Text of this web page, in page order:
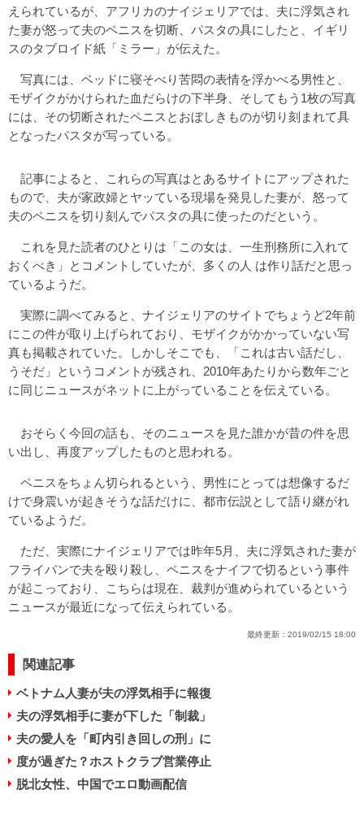
えられているが、アフリカのナイジェリアでは、夫に浮気され
た妻が怒って夫のペニスを切断、パスタの具にしたと、イギリ
スのタブロイド紙「ミラー」が伝えた。
写真には、ベッドに寝そべり苦悶の表情を浮かべる男性と、
モザイクがかけられた血だらけの下半身、そしてもう1枚の写真
には、その切断されたペニスとおぼしきものが切り刻まれて具
となったパスタが写っている。
記事によると、これらの写真はとあるサイトにアップされた
もので、夫が家政婦とヤッている現場を発見した妻が、怒って
夫のペニスを切り刻んでパスタの具に使ったのだという。
これを見た読者のひとりは「この女は、一生刑務所に入れて
おくべき」とコメントしていたが、多くの人 は作り話だと思っ
ているようだ。
実際に調べてみると、ナイジェリアのサイトでちょうど2年前
にこの件が取り上げられており、モザイクがかかっていない写
真も掲載されていた。しかしそこでも、「これは古い話だし、
うそだ」というコメントが残され、2010年あたりから数年ごと
に同じニュースがネットに上がっていることを伝えている。
おそらく今回の話も、そのニュースを見た誰かが昔の件を思
い出し、再度アップしたものと思われる。
ペニスをちょん切られるという、男性にとっては想像するだ
けで身震いが起きそうな話だけに、都市伝説として語り継がれ
ているようだ。
ただ、実際にナイジェリアでは昨年5月、夫に浮気された妻が
フライパンで夫を殴り殺し、ペニスをナイフで切るという事件
が起こっており、こちらは現在、裁判が進められているという
ニュースが最近になって伝えられている。
最終更新： 2019/02/15 18:00
関連記事
ベトナム人妻が夫の浮気相手に報復
夫の浮気相手に妻が下した「制裁」
夫の愛人を「町内引き回しの刑」に
度が過ぎた？ホストクラブ営業停止
脱北女性、中国でエロ動画配信